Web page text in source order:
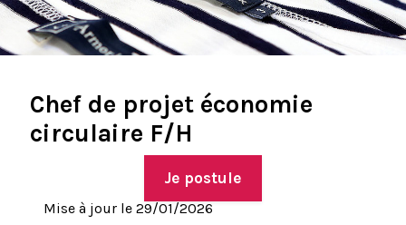
Chef de projet économie
circulaire F/H
Je postule
Mise à jour le 29/01/2026